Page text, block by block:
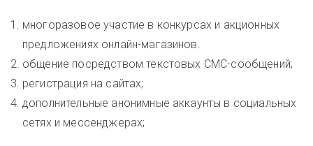
многоразовое участие в конкурсах и акционных
предложениях онлайн-магазинов.
общение посредством текстовых СМС-сообщений;
регистрация на сайтах;
дополнительные анонимные аккаунты в социальных
сетях и мессенджерах;